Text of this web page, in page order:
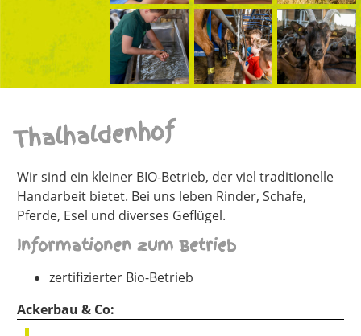
Thalhaldenhof
Wir sind ein kleiner BIO-Betrieb, der viel traditionelle
Handarbeit bietet. Bei uns leben Rinder, Schafe,
Pferde, Esel und diverses Geflügel.
Informationen zum Betrieb
zertifizierter Bio-Betrieb
Ackerbau & Co: